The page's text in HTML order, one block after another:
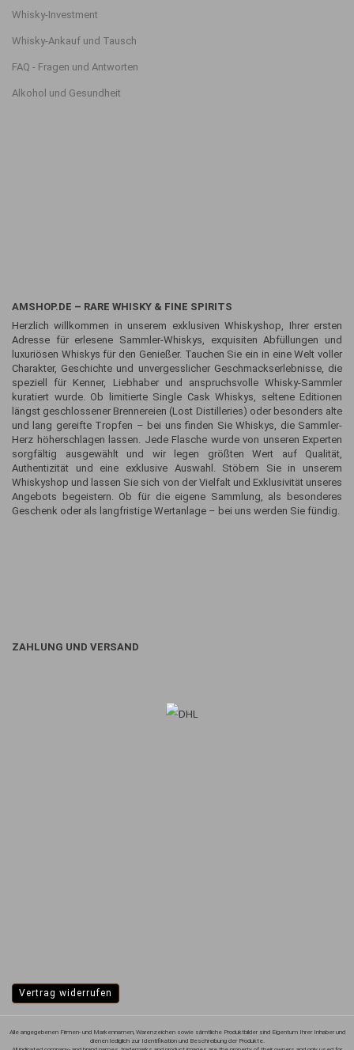
Whisky-Investment
Whisky-Ankauf und Tausch
FAQ - Fragen und Antworten
Alkohol und Gesundheit
AMSHOP.DE – RARE WHISKY & FINE SPIRITS
Herzlich willkommen in unserem exklusiven Whiskyshop, Ihrer ersten
Adresse für erlesene Sammler-Whiskys, exquisiten Abfüllungen und
luxuriösen Whiskys für den Genießer. Tauchen Sie ein in eine Welt voller
Charakter, Geschichte und unvergesslicher Geschmackserlebnisse, die
speziell für Kenner, Liebhaber und anspruchsvolle Whisky-Sammler
kuratiert wurde. Ob limitierte Single Cask Whiskys, seltene Editionen
längst geschlossener Brennereien (Lost Distilleries) oder besonders alte
und lang gereifte Tropfen – bei uns finden Sie Whiskys, die Sammler-
Herz höherschlagen lassen. Jede Flasche wurde von unseren Experten
sorgfältig ausgewählt und wir legen größten Wert auf Qualität,
Authentizität und eine exklusive Auswahl. Stöbern Sie in unserem
Whiskyshop und lassen Sie sich von der Vielfalt und Exklusivität unseres
Angebots begeistern. Ob für die eigene Sammlung, als besonderes
Geschenk oder als langfristige Wertanlage – bei uns werden Sie fündig.
ZAHLUNG UND VERSAND
Vertrag widerrufen
Alle angegebenen Firmen- und Markennamen, Warenzeichen sowie sämtliche Produktbilder sind Eigentum Ihrer Inhaber und
dienen lediglich zur Identifikation und Beschreibung der Produkte.